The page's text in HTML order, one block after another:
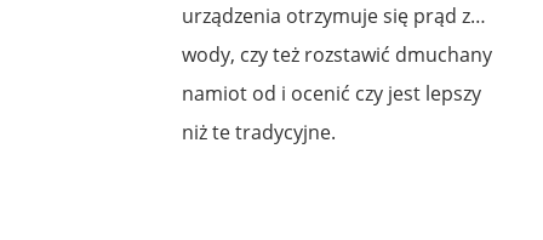
urządzenia otrzymuje się prąd z…
wody, czy też rozstawić dmuchany
namiot od i ocenić czy jest lepszy
niż te tradycyjne.